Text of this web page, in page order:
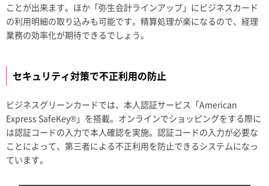
ことが出来ます。ほか「弥生会計ラインアップ」にビジネスカード
の利用明細の取り込みも可能です。精算処理が楽になるので、経理
業務の効率化が期待できるでしょう。
セキュリティ対策で不正利用の防止
ビジネスグリーンカードでは、本人認証サービス「American
Express SafeKey®」を搭載。オンラインでショッピングをする際に
は認証コードの入力で本人確認を実施。認証コードの入力が必要な
ことによって、第三者による不正利用を防止できるシステムになっ
ています。